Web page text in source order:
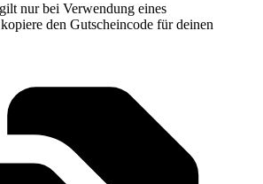
nur bei Verwendung eines
den Gutscheincode für deinen